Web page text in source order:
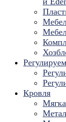
Кровля